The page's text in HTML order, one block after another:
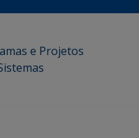
e Projetos